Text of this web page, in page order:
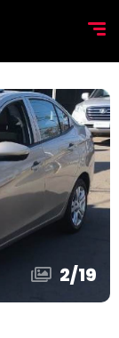
2/19